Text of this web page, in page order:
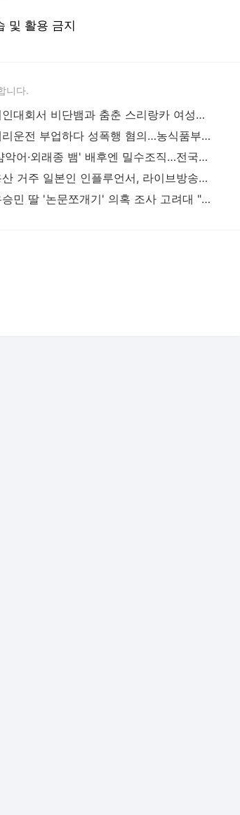
및 활용 금지
니다.
미인대회서 비단뱀과 춤춘 스리랑카 여성…동물학대 벌금형 | 연합뉴스
대리운전 부업하다 성폭행 혐의…농식품부 산하 기관 직원 구속 | 연합뉴스
'샴악어·외래종 뱀' 배후엔 밀수조직…전국으로 택배 판매했다(종합) | 연합뉴스
용산 거주 일본인 인플루언서, 라이브방송 도중 사망 | 연합뉴스
유승민 딸 '논문쪼개기' 의혹 조사 고려대 "연구부정행위 아냐" | 연합뉴스